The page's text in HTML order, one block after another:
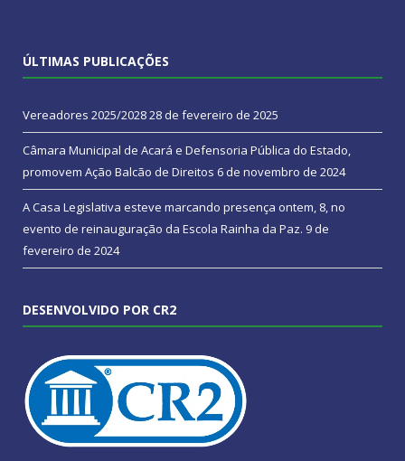
ÚLTIMAS PUBLICAÇÕES
Vereadores 2025/202828 de fevereiro de 2025
Câmara Municipal de Acará e Defensoria Pública do Estado,
promovem Ação Balcão de Direitos 6 de novembro de 2024
A Casa Legislativa esteve marcando presença ontem, 8, no
evento de reinauguração da Escola Rainha da Paz. 9 de
fevereiro de 2024
DESENVOLVIDO POR CR2